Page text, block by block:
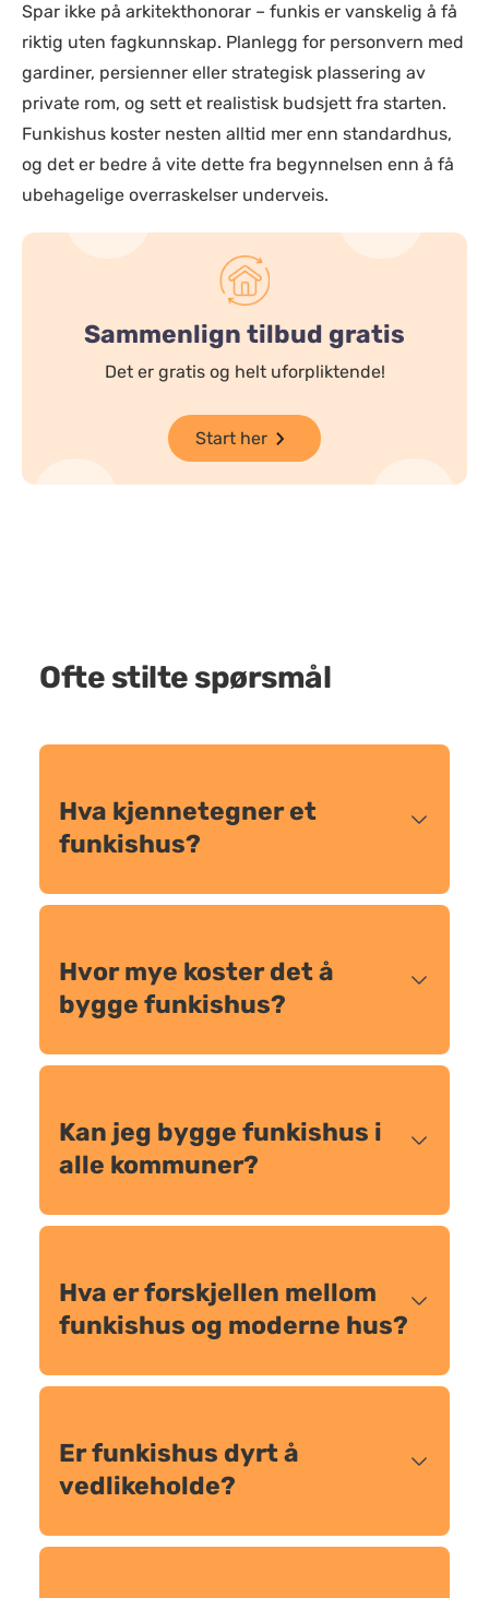
Spar ikke på arkitekthonorar – funkis er vanskelig å få
riktig uten fagkunnskap. Planlegg for personvern med
gardiner, persienner eller strategisk plassering av
private rom, og sett et realistisk budsjett fra starten.
Funkishus koster nesten alltid mer enn standardhus,
og det er bedre å vite dette fra begynnelsen enn å få
ubehagelige overraskelser underveis.
Sammenlign tilbud gratis
Det er gratis og helt uforpliktende!
Start her
Ofte stilte spørsmål
Hva kjennetegner et
funkishus?
Hvor mye koster det å
bygge funkishus?
Kan jeg bygge funkishus i
alle kommuner?
Hva er forskjellen mellom
funkishus og moderne hus?
Er funkishus dyrt å
vedlikeholde?